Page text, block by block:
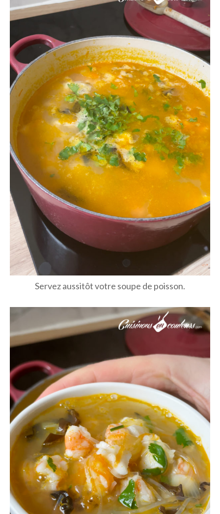
Servez aussitôt votre soupe de poisson.